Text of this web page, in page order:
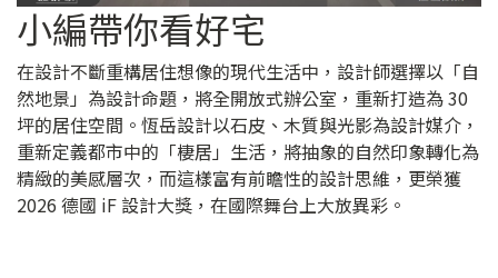
小編帶你看好宅
在設計不斷重構居住想像的現代生活中，設計師選擇以「自
然地景」為設計命題，將全開放式辦公室，重新打造為 30
坪的居住空間。恆岳設計以石皮、木質與光影為設計媒介，
重新定義都市中的「棲居」生活，將抽象的自然印象轉化為
精緻的美感層次，而這樣富有前瞻性的設計思維，更榮獲
2026 德國 iF 設計大獎，在國際舞台上大放異彩。